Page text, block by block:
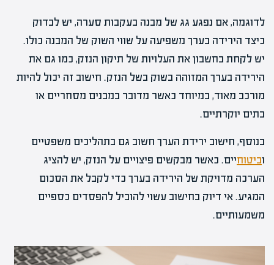
לדוגמה, אם נפגע גג של מבנה בעקבות סערה, יש לבדוק
כיצד הירידה בערך משפיעה על שווי השוק של המבנה כולו.
יש לקחת בחשבון את העלויות של תיקון הנזק, כמו גם את
הירידה בערך המזוהה בשוק בשל הנזק. חישוב זה יכול להיות
מורכב מאוד, במיוחד כאשר מדובר במבנים מסחריים או
בתים יוקרתיים.
בנוסף, חישוב ירידת הערך חשוב גם בתהליכים משפטיים
וביטוחיים. כאשר מבקשים פיצויים על הנזק, יש להציג
הערכה מדויקת של הירידה בערך כדי לקבל את הסכום
המגיע. אי דיוק בחישוב עשוי להוביל להפסדים כספיים
משמעותיים.